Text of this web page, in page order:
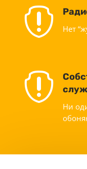
 Нет

Ни